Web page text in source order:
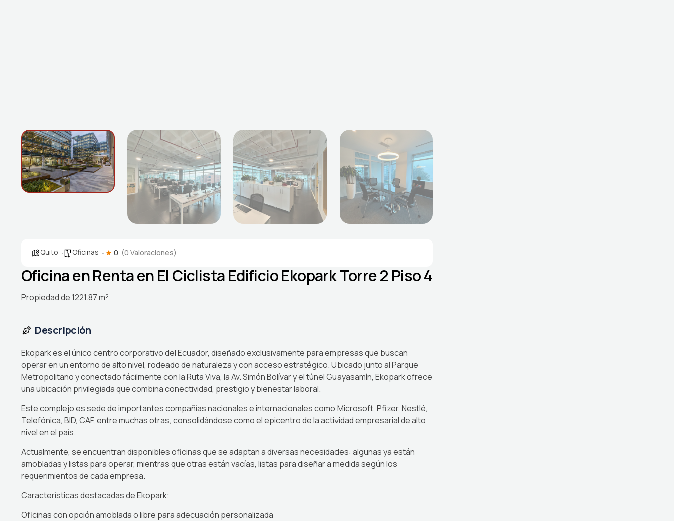
Quito Oficinas 0 (0 Valoraciones)
Oficina en Renta en El Ciclista Edificio Ekopark Torre 2 Piso 4
Propiedad de 1221.87 m²
Descripción
Ekopark es el único centro corporativo del Ecuador, diseñado exclusivamente para empresas que buscan
operar en un entorno de alto nivel, rodeado de naturaleza y con acceso estratégico. Ubicado junto al Parque
Metropolitano y conectado fácilmente con la Ruta Viva, la Av. Simón Bolívar y el túnel Guayasamín, Ekopark ofrece
una ubicación privilegiada que combina conectividad, prestigio y bienestar laboral.
Este complejo es sede de importantes compañías nacionales e internacionales como Microsoft, Pfizer, Nestlé,
Telefónica, BID, CAF, entre muchas otras, consolidándose como el epicentro de la actividad empresarial de alto
nivel en el país.
Actualmente, se encuentran disponibles oficinas que se adaptan a diversas necesidades: algunas ya están
amobladas y listas para operar, mientras que otras están vacías, listas para diseñar a medida según los
requerimientos de cada empresa.
Características destacadas de Ekopark:
Oficinas con opción amoblada o libre para adecuación personalizada